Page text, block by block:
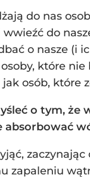
do nas
do
o nasze (i
które nie
osób, które
o tym, że
zapaleniu